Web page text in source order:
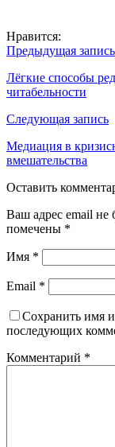
Нравится:
Навигация
по
записям
Предыдущая запись
Лёгкие способы
читабельности
Следующая запись
Медиация в
вмешательства
Оставить
Ваш адрес email не
помечены *
Имя *
Email *
Сохранить имя
последующих
Комментарий *